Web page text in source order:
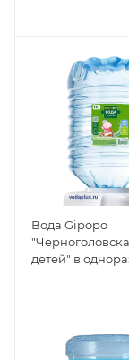
Вода Gipopo
детей" в